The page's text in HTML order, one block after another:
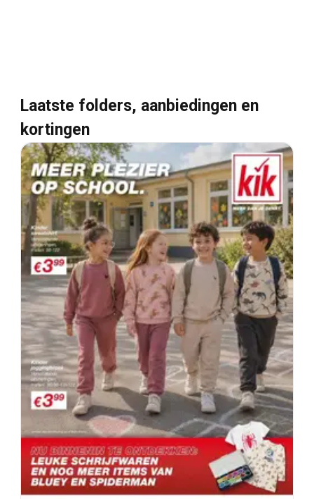
Laatste folders, aanbiedingen en
kortingen